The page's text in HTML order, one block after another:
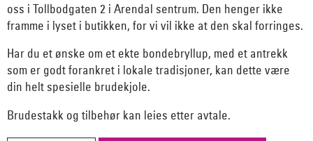
oss i Tollbodgaten 2 i Arendal sentrum. Den henger ikke
framme i lyset i butikken, for vi vil ikke at den skal forringes.
Har du et ønske om et ekte bondebryllup, med et antrekk
som er godt forankret i lokale tradisjoner, kan dette være
din helt spesielle brudekjole.
Brudestakk og tilbehør kan leies etter avtale.